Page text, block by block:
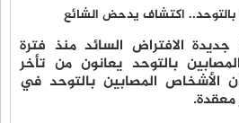
الافتراض السائد منذ فترة
بالتوحد يعانون من تأخر
المصابين بالتوحد في
معقدة.